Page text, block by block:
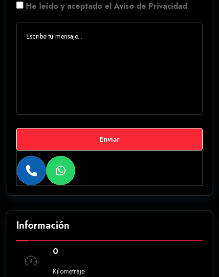
He leído y aceptado el Aviso de Privacidad
Enviar
Información
0
Kilometraje